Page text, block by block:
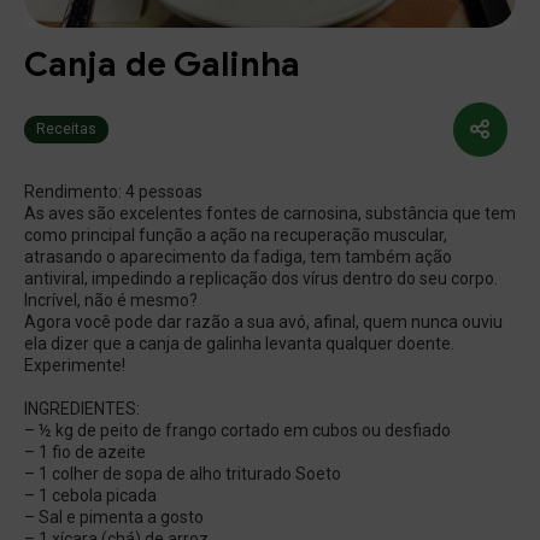
Molhos
Food (11)
Food (5)
Varejo (7)
Condimentos
Food (14)
Linha Churrasco
Food (1)
Varejo (6)
Canja de Galinha
Receitas
Rendimento: 4 pessoas
As aves são excelentes fontes de carnosina, substância que tem
como principal função a ação na recuperação muscular,
atrasando o aparecimento da fadiga, tem também ação
antiviral, impedindo a replicação dos vírus dentro do seu corpo.
Incrível, não é mesmo?
Agora você pode dar razão a sua avó, afinal, quem nunca ouviu
ela dizer que a canja de galinha levanta qualquer doente.
Experimente!
INGREDIENTES:
– ½ kg de peito de frango cortado em cubos ou desfiado
– 1 fio de azeite
– 1 colher de sopa de alho triturado Soeto
– 1 cebola picada
– Sal e pimenta a gosto
Endereço
Complemento
Bairro Cidade
Estado
Referencia
Continuar Meu carrinho
Continuar Meu carrinho
Alterar Senha
Confirmação
fechar
Digite um texto Continuar